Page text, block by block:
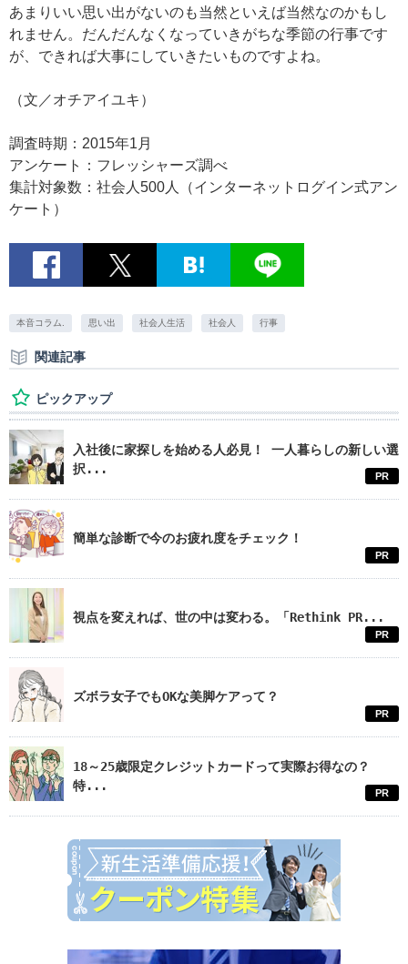
あまりいい思い出がないのも当然といえば当然なのかもし
れません。だんだんなくなっていきがちな季節の行事です
が、できれば大事にしていきたいものですよね。
（文／オチアイユキ）
調査時期：2015年1月
アンケート：フレッシャーズ調べ
集計対象数：社会人500人（インターネットログイン式アン
ケート）
本音コラム. 思い出 社会人生活 社会人 行事
関連記事
ピックアップ
入社後に家探しを始める人必見！ 一人暮らしの新しい選
択...
PR
簡単な診断で今のお疲れ度をチェック！
PR
視点を変えれば、世の中は変わる。「Rethink PR...
PR
ズボラ女子でもOKな美脚ケアって？
PR
18～25歳限定クレジットカードって実際お得なの？
特...
PR